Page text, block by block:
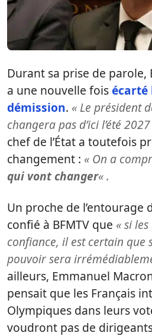
Durant sa prise de parole,
a une nouvelle foisécarté
démission. « Le président
changera pas d’ici l’été
chef de l’État a toutefois
changement : « On a
qui vont changer« .
Un proche de l’entourage
confié à BFMTV que « si
confiance, il est certain que
pouvoir sera
ailleurs, Emmanuel
pensait que les Français
Olympiques dans leurs
voudront pas de